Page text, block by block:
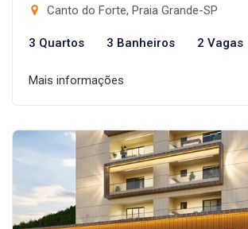
Canto do Forte, Praia Grande-SP
3 Quartos 3 Banheiros 2 Vagas
Mais informações